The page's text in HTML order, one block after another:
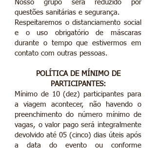
Nosso grupo será reduzido por
questões sanitárias e segurança.
Respeitaremos o distanciamento social
e o uso obrigatório de máscaras
durante o tempo que estivermos em
contato com outras pessoas.
POLÍTICA DE MÍNIMO DE
PARTICIPANTES:
Mínimo de 10 (dez) participantes para
a viagem acontecer, não havendo o
preenchimento do número mínimo de
vagas, o valor pago será integralmente
devolvido até 05 (cinco) dias úteis após
a data do evento ou conforme